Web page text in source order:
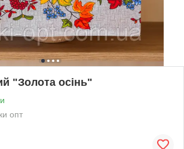
"Золота осінь"
опт